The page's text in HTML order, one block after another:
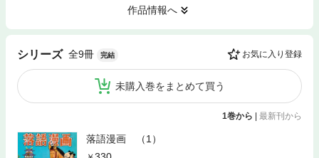
作品情報へ
シリーズ 全9冊 完結 お気に入り登録
未購入巻をまとめて買う
1巻から 最新刊から
落語漫画 （1）